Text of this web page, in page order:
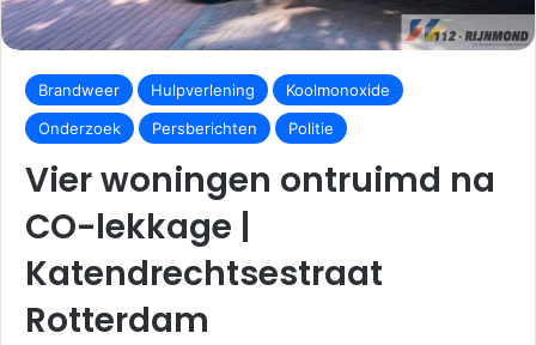
Brandweer Hulpverlening
Koolmonoxide
Onderzoek
Persberichten Politie
Vier woningen ontruimd na
CO-lekkage |
Katendrechtsestraat
Rotterdam